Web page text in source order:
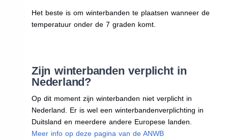
Het beste is om winterbanden te plaatsen wanneer de
temperatuur onder de 7 graden komt.
Zijn winterbanden verplicht in
Nederland?
Op dit moment zijn winterbanden niet verplicht in
Nederland. Er is wel een winterbandenverplichting in
Duitsland en meerdere andere Europese landen.
Meer info op deze pagina van de ANWB